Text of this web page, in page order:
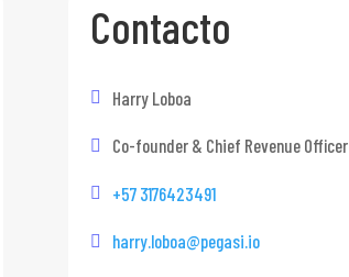
Contacto
Harry Loboa
Co-founder & Chief Revenue Officer
+57 3176423491
harry.loboa@pegasi.io